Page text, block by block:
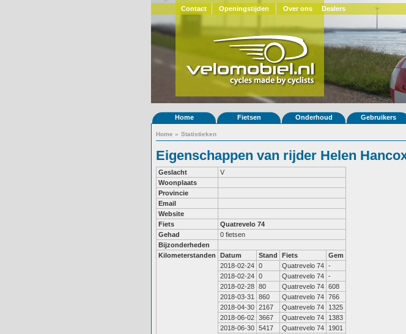
Contact Openingstijden Over ons Dealers
Home Fietsen Onderhoud Gebruikers
Home » Statistieken
Eigenschappen van rijder Helen
Geslacht
V
Woonplaats
Provincie
Email
Website
Fiets
Quatrevelo 74
Gehad
0 fietsen
Bijzonderheden
Kilometerstanden
Datum Stand Fiets
Gem
2018-02-24 0 Quatrevelo 74 -
2018-02-24 0 Quatrevelo 74 -
2018-02-28 80 Quatrevelo 74 608
2018-03-31
860 Quatrevelo 74 766
2018-04-30 2167 Quatrevelo 74
1325
2018-06-02 3667 Quatrevelo 74
1383
2018-06-30 5417 Quatrevelo 74
1901